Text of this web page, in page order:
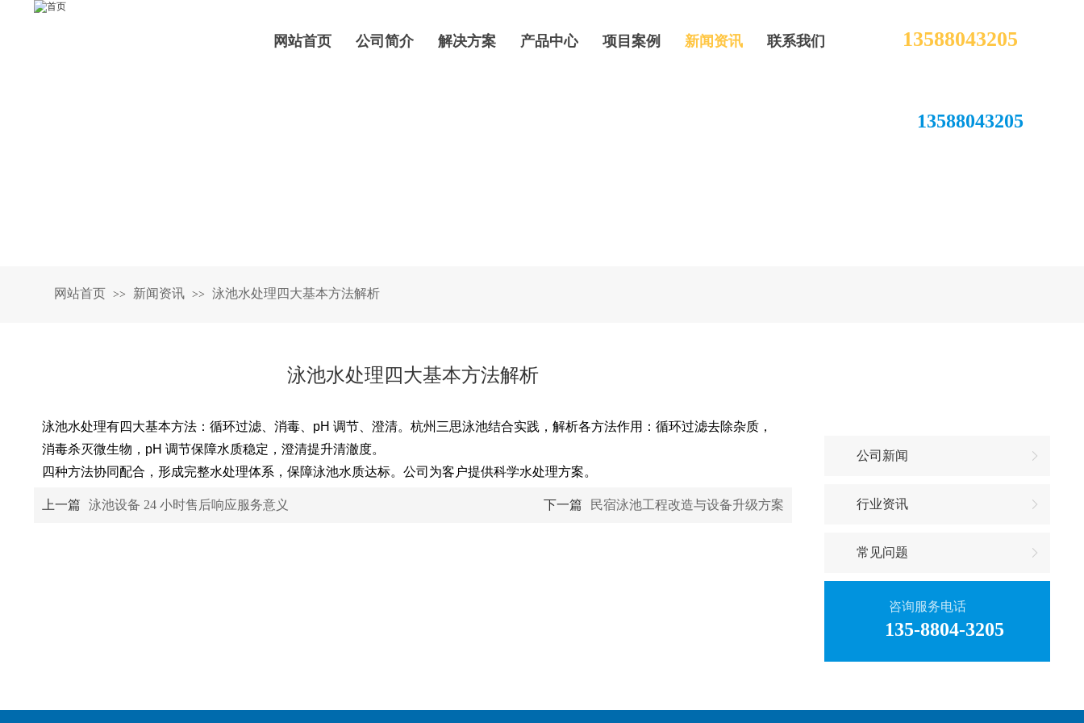
13588043205
网站首页 公司简介 解决方案 产品中心 项目案例 新闻资讯 联系我们
13588043205
网站首页 >> 新闻资讯 >> 泳池水处理四大基本方法解析
公司新闻
行业资讯
常见问题
咨询服务电话
135-8804-3205
泳池水处理四大基本方法解析
泳池水处理有四大基本方法：循环过滤、消毒、pH 调节、澄清。杭州三思泳池结合实践，解析各方法作用：循环过滤去除杂质，
消毒杀灭微生物，pH 调节保障水质稳定，澄清提升清澈度。
四种方法协同配合，形成完整水处理体系，保障泳池水质达标。公司为客户提供科学水处理方案。
上一篇 泳池设备 24 小时售后响应服务意义 下一篇 民宿泳池工程改造与设备升级方案